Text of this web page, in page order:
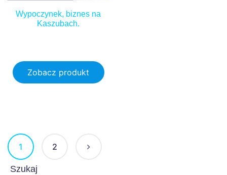
Wypoczynek, biznes na
Kaszubach.
Zobacz produkt
1 2
Szukaj